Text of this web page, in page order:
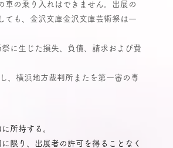
車の乗り入れはできません。出展の
ても、金沢文庫金沢文庫芸術祭は一
に生じた損失、負債、請求および費
、横浜地方裁判所またを第一審の専
所持する。
限り、出展者の許可を得ることなく